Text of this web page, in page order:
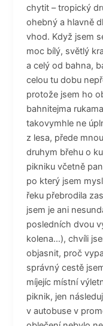
chytit – tropický
ohebný a hlavně
vhod. Když jsem
moc bílý, světlý
a celý od bahna,
celou tu dobu
protože jsem ho
bahnitejma
takovymhle ne
z lesa, přede
druhym břehu o
pikniku včetně
po který jsem
řeku přebrodila
jsem je ani
posledních dvou
kolena…), chvíli
objasnit, proč
správný cestě
míjejíc místní
piknik, jen
v autobuse v